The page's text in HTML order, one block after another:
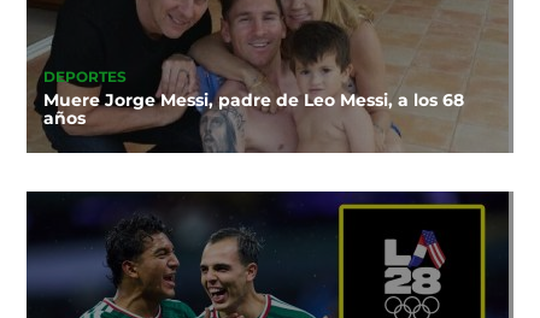
DEPORTES
Muere Jorge Messi, padre de Leo Messi, a los 68
años